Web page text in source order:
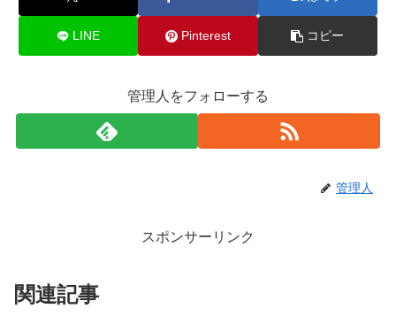
LINE Pinterest コピー
管理人をフォローする
管理人
スポンサーリンク
関連記事